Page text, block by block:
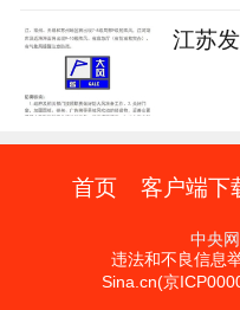
江苏
首页 客户端下
中央
违法和不良信息
Sina.cn(京